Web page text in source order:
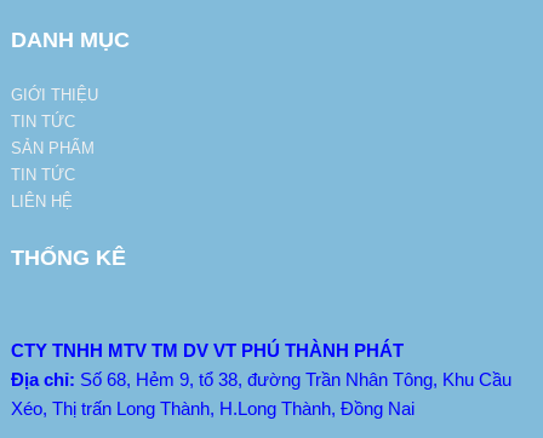
DANH MỤC
GIỚI THIỆU
TIN TỨC
SẢN PHẨM
TIN TỨC
LIÊN HỆ
THỐNG KÊ
CTY TNHH MTV TM DV VT PHÚ THÀNH PHÁT
Địa chỉ: Số 68, Hẻm 9, tổ 38, đường Trần Nhân Tông, Khu Cầu
Xéo, Thị trấn Long Thành, H.Long Thành, Đồng Nai